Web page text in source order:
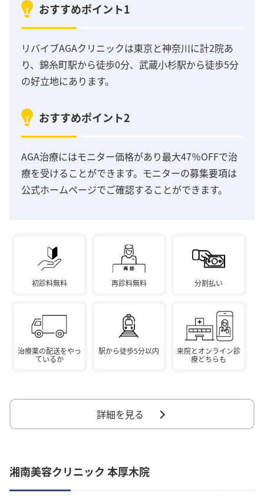
おすすめポイント1
リバイブAGAクリニックは東京と神奈川に計2院あ
り、錦糸町駅から徒歩0分、武蔵小杉駅から徒歩5分
の好立地にあります。
おすすめポイント2
AGA治療にはモニター価格があり最大47％OFFで治
療を受けることができます。モニターの募集要項は
公式ホームページでご確認することができます。
初診料無料 再診料無料 分割払い
治療薬の配送をやっ
ているか
駅から徒歩5分以内
来院とオンライン診
療どちらも
詳細を見る
湘南美容クリニック 本厚木院